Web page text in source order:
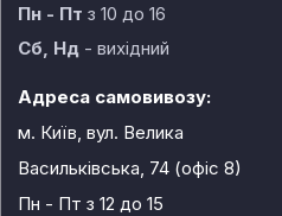
Пн - Пт з 10 до 16
Сб, Нд - вихідний
Адреса самовивозу:
м. Київ, вул. Велика
Васильківська, 74 (офіс 8)
Пн - Пт з 12 до 15